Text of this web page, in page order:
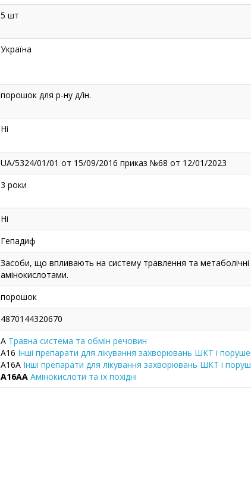
5 шт
Україна
порошок для р-ну д/ін.
Ні
UA/5324/01/01 от 15/09/2016 приказ №68 от 12/01/2023
3 роки
Ні
Гепадиф
Засоби, що впливають на систему травлення та метаболічні
амінокислотами.
порошок
4870144320670
A Травна система та обмін речовин
A16 Інші препарати для лікування захворювань ШКТ і
A16A Інші препарати для лікування захворювань ШКТ і
A16AA Амінокислоти та їх похідні